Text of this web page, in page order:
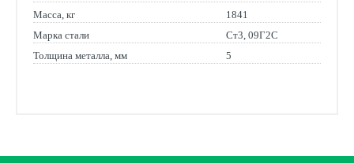
Масса, кг
1841
Марка стали
Ст3, 09Г2С
Толщина металла, мм
5